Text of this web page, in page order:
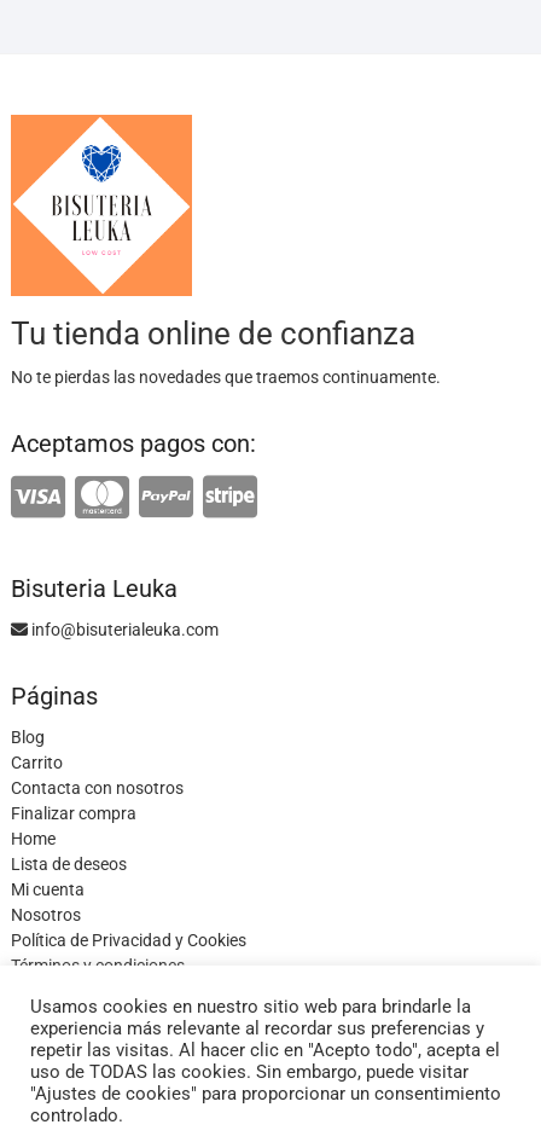
Tu tienda online de confianza
No te pierdas las novedades que traemos continuamente.
Aceptamos pagos con:
Bisuteria Leuka
info@bisuterialeuka.com
Páginas
Blog
Carrito
Contacta con nosotros
Finalizar compra
Home
Lista de deseos
Mi cuenta
Nosotros
Política de Privacidad y Cookies
Términos y condiciones
facebook
twitter
instagram
Usamos cookies en nuestro sitio web para brindarle la
experiencia más relevante al recordar sus preferencias y
repetir las visitas. Al hacer clic en "Acepto todo", acepta el
uso de TODAS las cookies. Sin embargo, puede visitar
"Ajustes de cookies" para proporcionar un consentimiento
controlado.